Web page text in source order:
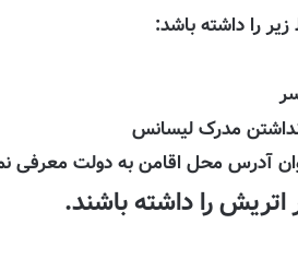
را داشته باشد: